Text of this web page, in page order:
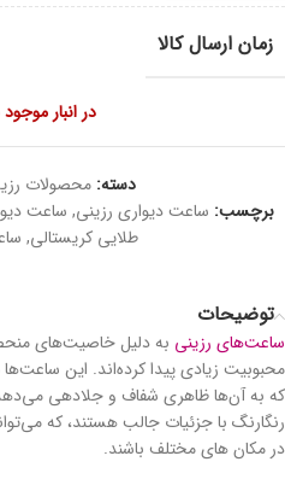
زمان ارسال کالا
در انبار
دسته: محصولات
برچسب: ساعت دیواری رزینی, ساعت
طلایی کریستالی,
توضیحات
ساعت‌های رزینی به دلیل خاصیت‌های
محبوبیت زیادی پیدا کرده‌اند. این
که به آن‌ها ظاهری شفاف و جلادهی
رنگارنگ با جزئیات جالب هستند، که
در مکان های مختلف باشند.